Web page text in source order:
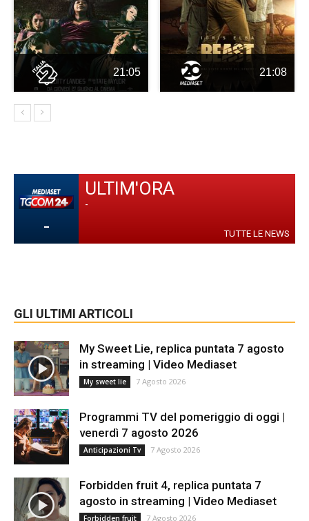
21:05 21:08
-
ULTIM'ORA
-
TUTTE LE NEWS
GLI ULTIMI ARTICOLI
My Sweet Lie, replica puntata 7 agosto
in streaming | Video Mediaset
My sweet lie 7 Agosto 2026
Programmi TV del pomeriggio di oggi |
venerdì 7 agosto 2026
Anticipazioni Tv 7 Agosto 2026
Forbidden fruit 4, replica puntata 7
agosto in streaming | Video Mediaset
Forbidden fruit 7 Agosto 2026